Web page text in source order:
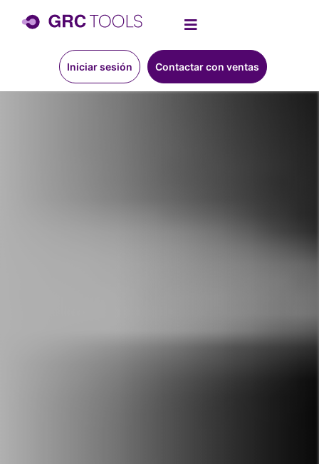
Iniciar sesión Contactar con ventas